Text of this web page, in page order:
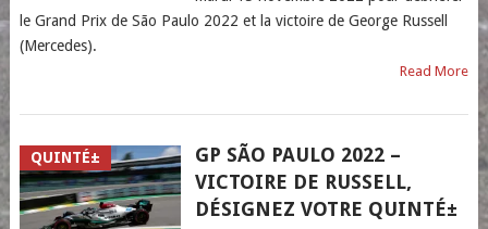
le Grand Prix de São Paulo 2022 et la victoire de George Russell
(Mercedes).
Read More
QUINTÉ±
GP SÃO PAULO 2022 –
VICTOIRE DE RUSSELL,
DÉSIGNEZ VOTRE QUINTÉ±